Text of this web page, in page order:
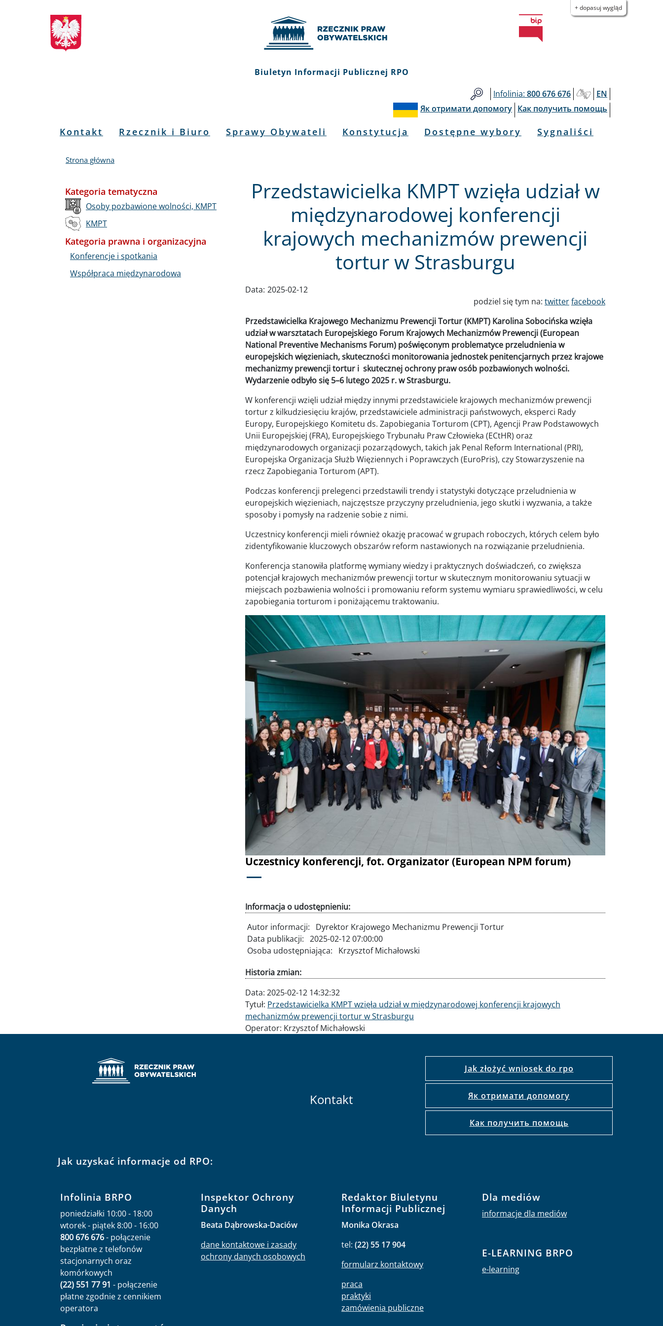
Biuletyn
Informacji
Publicznej
+ dopasuj wygląd
Biuletyn Informacji Publicznej RPO
Infolinia: 800 676 676
EN
Як отримати допомогу Как получить помощь
Menu
Kontakt Rzecznik i Biuro Sprawy Obywateli Konstytucja Dostępne wybory Sygnaliści
Strona główna
Przedstawicielka KMPT wzięła udział w
międzynarodowej konferencji
krajowych mechanizmów prewencji
tortur w Strasburgu
Data: 2025-02-12
podziel się tym na: twitterfacebook
Przedstawicielka Krajowego Mechanizmu Prewencji Tortur (KMPT) Karolina Sobocińska wzięła
udział w warsztatach Europejskiego Forum Krajowych Mechanizmów Prewencji (European
National Preventive Mechanisms Forum) poświęconym problematyce przeludnienia w
europejskich więzieniach, skuteczności monitorowania jednostek penitencjarnych przez krajowe
mechanizmy prewencji tortur i skutecznej ochrony praw osób pozbawionych wolności.
Wydarzenie odbyło się 5–6 lutego 2025 r. w Strasburgu.
W konferencji wzięli udział między innymi przedstawiciele krajowych mechanizmów prewencji
tortur z kilkudziesięciu krajów, przedstawiciele administracji państwowych, eksperci Rady
Europy, Europejskiego Komitetu ds. Zapobiegania Torturom (CPT), Agencji Praw Podstawowych
Unii Europejskiej (FRA), Europejskiego Trybunału Praw Człowieka (ECtHR) oraz
międzynarodowych organizacji pozarządowych, takich jak Penal Reform International (PRI),
Europejska Organizacja Służb Więziennych i Poprawczych (EuroPris), czy Stowarzyszenie na
rzecz Zapobiegania Torturom (APT).
Podczas konferencji prelegenci przedstawili trendy i statystyki dotyczące przeludnienia w
europejskich więzieniach, najczęstsze przyczyny przeludnienia, jego skutki i wyzwania, a także
sposoby i pomysły na radzenie sobie z nimi.
Uczestnicy konferencji mieli również okazję pracować w grupach roboczych, których celem było
zidentyfikowanie kluczowych obszarów reform nastawionych na rozwiązanie przeludnienia.
Konferencja stanowiła platformę wymiany wiedzy i praktycznych doświadczeń, co zwiększa
potencjał krajowych mechanizmów prewencji tortur w skutecznym monitorowaniu sytuacji w
miejscach pozbawienia wolności i promowaniu reform systemu wymiaru sprawiedliwości, w celu
zapobiegania torturom i poniżającemu traktowaniu.
Uczestnicy konferencji, fot. Organizator (European NPM forum)
Poprzednie Dalej
Informacja o udostępnieniu:
Autor informacji:
Dyrektor Krajowego Mechanizmu Prewencji Tortur
Data publikacji: 2025-02-12 07:00:00
Osoba udostępniająca:
Krzysztof Michałowski
Historia zmian:
Data: 2025-02-12 14:32:32
Tytuł: Przedstawicielka KMPT wzięła udział w międzynarodowej konferencji krajowych
mechanizmów prewencji tortur w Strasburgu
Operator: Krzysztof Michałowski
Kategoria tematyczna
Osoby pozbawione wolności, KMPT
KMPT
Kategoria prawna i organizacyjna
Konferencje i spotkania
Współpraca międzynarodowa
Kontakt
Jak złożyć wniosek do rpo
Як отримати допомогу
Как получить помощь
Jak uzyskać informacje od RPO:
Infolinia BRPO
poniedziałki 10:00 - 18:00
wtorek - piątek 8:00 - 16:00
800 676 676- połączenie
bezpłatne z telefonów
stacjonarnych oraz
komórkowych
(22) 551 77 91 - połączenie
płatne zgodnie z cennikiem
operatora
Inspektor Ochrony
Danych
Beata Dąbrowska-Daciów
dane kontaktowe i zasady
ochrony danych osobowych
Redaktor Biuletynu
Informacji Publicznej
Monika Okrasa
tel: (22) 55 17 904
formularz kontaktowy
praca
praktyki
zamówienia publiczne
Dla mediów
informacje dla mediów
E-LEARNING BRPO
e-learning